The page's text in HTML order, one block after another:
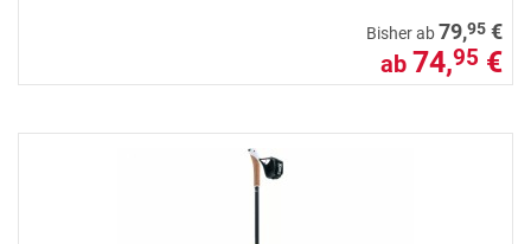
Bisher ab79,95 €
ab 74,95 €